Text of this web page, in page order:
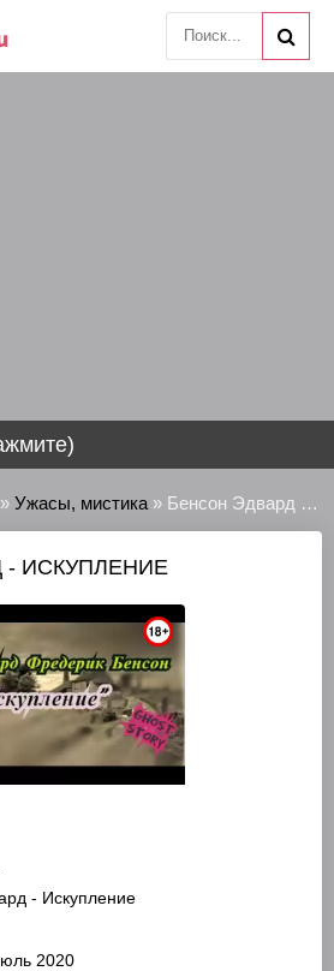
» Ужасы, мистика » Бенсон Эдвард - Искупление
- ИСКУПЛЕНИЕ
- Искупление
2020